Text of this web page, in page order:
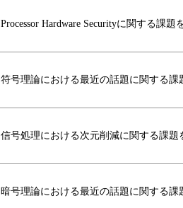
Processor Hardware Securityに関する課題
符号理論における最近の話題に関する課
信号処理における次元削減に関する課題
暗号理論における最近の話題に関する課